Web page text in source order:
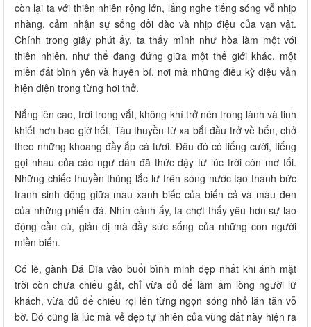
còn lại ta với thiên nhiên rộng lớn, lắng nghe tiếng sóng vỗ nhịp
nhàng, cảm nhận sự sống dồi dào và nhịp điệu của vạn vật.
Chính trong giây phút ấy, ta thấy mình như hòa làm một với
thiên nhiên, như thể đang đứng giữa một thế giới khác, một
miền đất bình yên và huyền bí, nơi mà những điều kỳ diệu vẫn
hiện diện trong từng hơi thở.
Nắng lên cao, trời trong vắt, không khí trở nên trong lành và tinh
khiết hơn bao giờ hết. Tàu thuyền từ xa bắt đầu trở về bến, chở
theo những khoang đầy ắp cá tươi. Đâu đó có tiếng cười, tiếng
gọi nhau của các ngư dân đã thức dậy từ lúc trời còn mờ tối.
Những chiếc thuyền thúng lắc lư trên sóng nước tạo thành bức
tranh sinh động giữa màu xanh biếc của biển cả và màu đen
của những phiến đá. Nhìn cảnh ấy, ta chợt thấy yêu hơn sự lao
động cần cù, giản dị mà đầy sức sống của những con người
miền biển.
Có lẽ, gành Đá Đĩa vào buổi bình minh đẹp nhất khi ánh mặt
trời còn chưa chiếu gắt, chỉ vừa đủ để làm ấm lòng người lữ
khách, vừa đủ để chiếu rọi lên từng ngọn sóng nhỏ lăn tăn vỗ
bờ. Đó cũng là lúc mà vẻ đẹp tự nhiên của vùng đất này hiện ra